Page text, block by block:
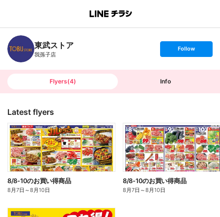
B
n
c
h
T
東武ストア
我孫子店
s
t
o
Follow
Flyers(4) Info
Latest flyers
8/8-10のお買い得商品
8月7日 ～8月10日
8/8-10のお買い得商品
8月7日 ～8月10日